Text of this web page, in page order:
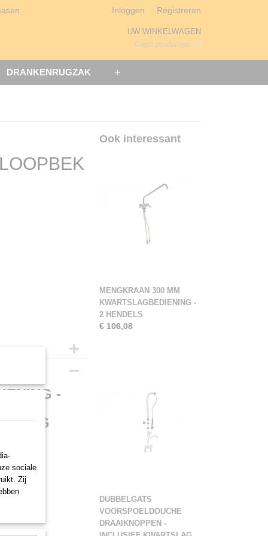
Inloggen Registreren
UW WINKELWAGEN
Geen producten (0)
DRANKENRUGZAK +
-
Ook interessant
MENGKRAAN 300 MM
KWARTSLAGBEDIENING -
2 HENDELS
€ 106,08
DUBBELGATS
VOORSPOELDOUCHE
DRAAIKNOPPEN -
sociale
Zij